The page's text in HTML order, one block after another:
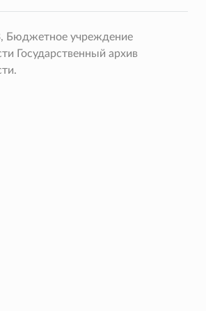
Бюджетное учреждение
Государственный архив